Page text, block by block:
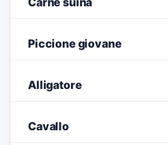
Piccione giovane
Alligatore
Cavallo